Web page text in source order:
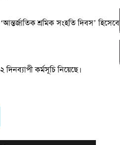
শ্রমিক সংহতি দিবস’ হিসেবে
দিনব্যাপী কর্মসূচি নিয়েছে।